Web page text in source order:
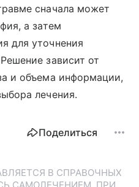
сначала может
а затем
для уточнения
зависит от
и объема информации,
лечения.
Поделиться
В СПРАВОЧНЫХ